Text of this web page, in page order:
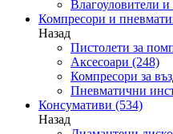
Влагоуловители
Компресори и
Назад
Пистолети за
Аксесоари (248)
Компресори за
Пневматични
Консумативи (534)
Назад